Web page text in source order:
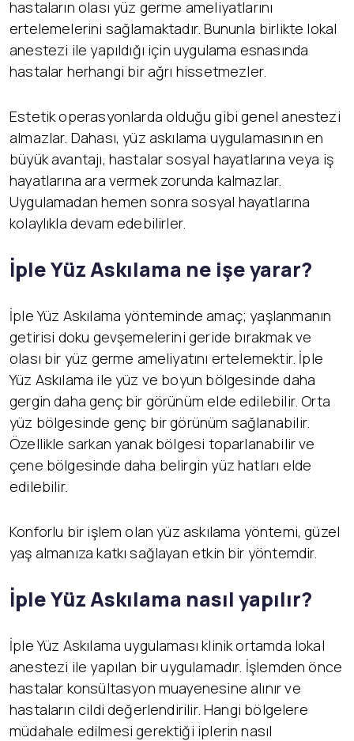
hastaların olası yüz germe ameliyatlarını
ertelemelerini sağlamaktadır. Bununla birlikte lokal
anestezi ile yapıldığı için uygulama esnasında
hastalar herhangi bir ağrı hissetmezler.
Estetik operasyonlarda olduğu gibi genel anestezi
almazlar. Dahası, yüz askılama uygulamasının en
büyük avantajı, hastalar sosyal hayatlarına veya iş
hayatlarına ara vermek zorunda kalmazlar.
Uygulamadan hemen sonra sosyal hayatlarına
kolaylıkla devam edebilirler.
İple Yüz Askılama ne işe yarar?
İple Yüz Askılama yönteminde amaç; yaşlanmanın
getirisi doku gevşemelerini geride bırakmak ve
olası bir yüz germe ameliyatını ertelemektir. İple
Yüz Askılama ile yüz ve boyun bölgesinde daha
gergin daha genç bir görünüm elde edilebilir. Orta
yüz bölgesinde genç bir görünüm sağlanabilir.
Özellikle sarkan yanak bölgesi toparlanabilir ve
çene bölgesinde daha belirgin yüz hatları elde
edilebilir.
Konforlu bir işlem olan yüz askılama yöntemi, güzel
yaş almanıza katkı sağlayan etkin bir yöntemdir.
İple Yüz Askılama nasıl yapılır?
İple Yüz Askılama uygulaması klinik ortamda lokal
anestezi ile yapılan bir uygulamadır. İşlemden önce
hastalar konsültasyon muayenesine alınır ve
hastaların cildi değerlendirilir. Hangi bölgelere
müdahale edilmesi gerektiği iplerin nasıl